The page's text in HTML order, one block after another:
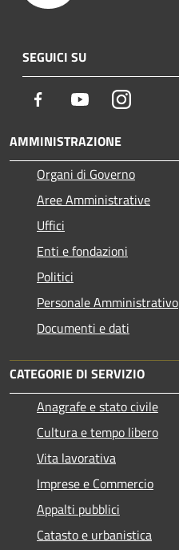
SEGUICI SU
Facebook YoutubeInstagram
AMMINISTRAZIONE
Organi di Governo
Aree Amministrative
Uffici
Enti e fondazioni
Politici
Personale Amministrativo
Documenti e dati
CATEGORIE DI SERVIZIO
Anagrafe e stato civile
Cultura e tempo libero
Vita lavorativa
Imprese e Commercio
Appalti pubblici
Catasto e urbanistica